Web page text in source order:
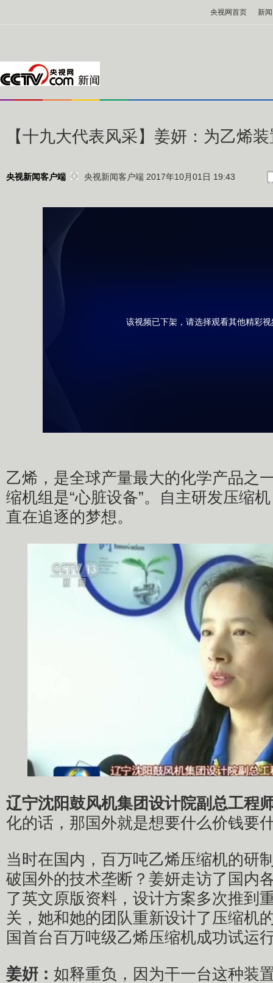
央视网首页 新闻
【十九大代表风采】姜妍：为乙烯
央视新闻客户端 央视新闻客户端 2017年10月01日 19:43
该视频已下架，请选择观看其他精彩视
乙烯，是全球产量最大的化学产品之
缩机组是“心脏设备”。自主研发压缩
直在追逐的梦想。
辽宁沈阳鼓风机集团设计院副总工程
化的话，那国外就是想要什么价钱要
当时在国内，百万吨乙烯压缩机的研
破国外的技术垄断？姜妍走访了国内
了英文原版资料，设计方案多次推到
关，她和她的团队重新设计了压缩机
国首台百万吨级乙烯压缩机成功试运
姜姸： 如释重负，因为干一台这种装